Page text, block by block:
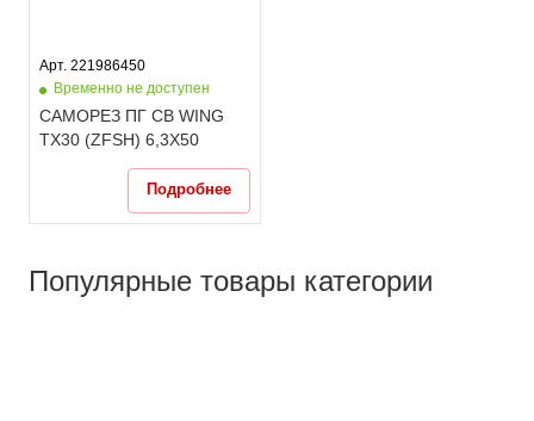
Арт. 221986450
Временно не доступен
САМОРЕЗ ПГ СВ WING
TX30 (ZFSH) 6,3X50
Подробнее
Популярные товары категории